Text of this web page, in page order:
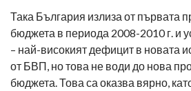
Така България излиза от първата
бюджета в периода 2008-2010 г. и
– най-високият дефицит в новата
от БВП, но това не води до нова
бюджета. Това са оказва вярно,